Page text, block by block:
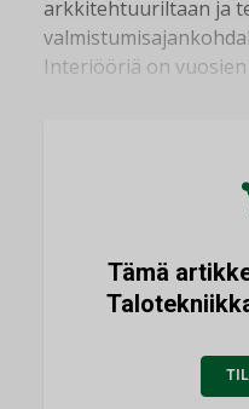
arkkitehtuuriltaan ja
Interiööriä on vuosien
Tämä